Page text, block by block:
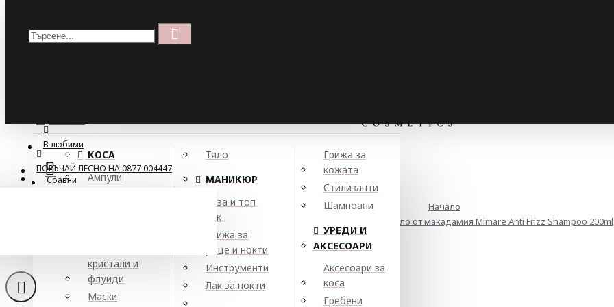
Кошница
В любими
Сравни
КОСА
Ампули
кристали и
флуиди
Маски
Тяло
МАНИКЮР
База и топ
лак
Грижа за
ръце и нокти
Инструменти
Лак за нокти
Грижа за
кожата
Стилизанти
Шампоани
УРЕДИ И
АКСЕСОАРИ
Аксесоари за
коса
Гребени
ПОРЪЧАЙ ЛЕСНО НА 0877 004447
Начало
Анти-фриз шампоан с масло от макадамия Mimare Anti Frizz Shampoo 200ml